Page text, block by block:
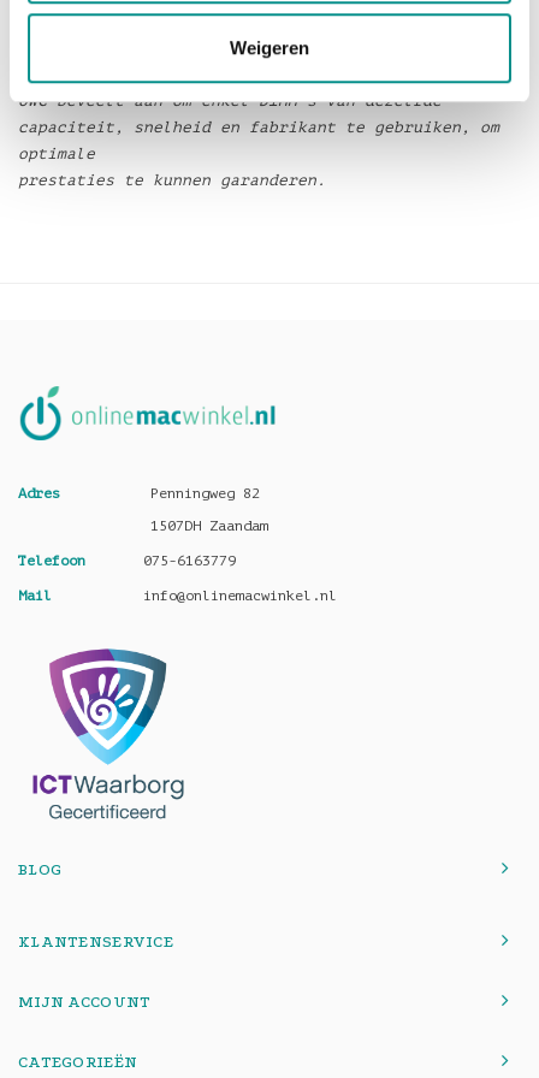
Weigeren
gratis
OWC beveelt aan om enkel DIMM’s van dezelfde
capaciteit, snelheid en fabrikant te gebruiken, om
optimale
prestaties te kunnen garanderen.
Adres
Penningweg 82
1507DH Zaandam
Telefoon 075-6163779
Mail info@onlinemacwinkel.nl
BLOG
KLANTENSERVICE
MIJN ACCOUNT
CATEGORIEËN